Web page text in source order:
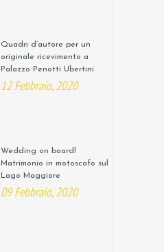
Quadri d’autore per un
originale ricevimento a
Palazzo Penotti Ubertini
12 Febbraio, 2020
Wedding on board!
Matrimonio in motoscafo sul
Lago Maggiore
09 Febbraio, 2020